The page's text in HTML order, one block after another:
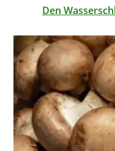
Den